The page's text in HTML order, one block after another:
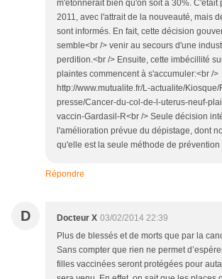
m'étonnerait bien qu'on soit à 30%. C'était
2011, avec l'attrait de la nouveauté, mais
sont informés. En fait, cette décision
semble<br /> venir au secours d'une
perdition.<br /> Ensuite, cette imbécillité
plaintes commencent à s'accumuler:<br />
http://www.mutualite.fr/L-actualite/
presse/Cancer-du-col-de-l-uterus-neuf-
vaccin-Gardasil-R<br /> Seule décision
l'amélioration prévue du dépistage, dont
qu'elle est la seule méthode de prévention
Répondre
D Docteur X 03/02/2014 22:39
Plus de blessés et de morts que par la
Sans compter que rien ne permet
filles vaccinées seront protégées pour